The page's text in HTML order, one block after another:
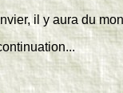
il y aura du